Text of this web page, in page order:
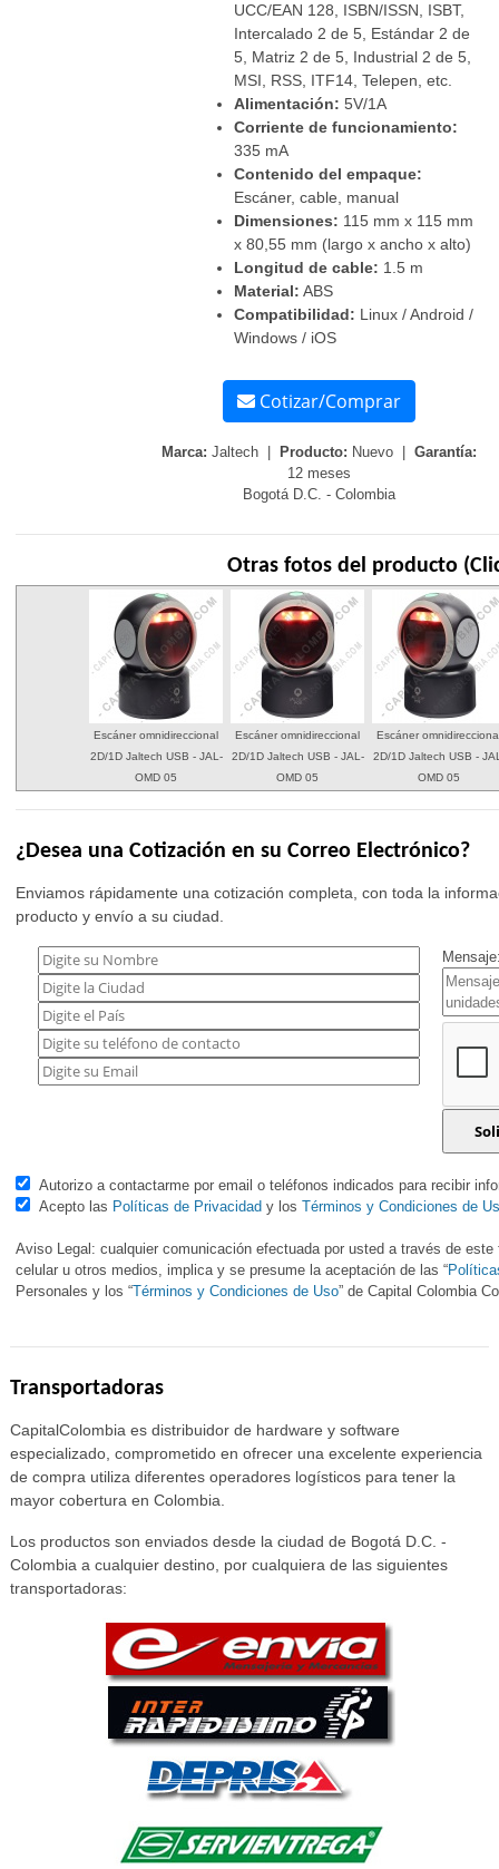
UCC/EAN 128, ISBN/ISSN, ISBT,
Intercalado 2 de 5, Estándar 2 de
5, Matriz 2 de 5, Industrial 2 de 5,
MSI, RSS, ITF14, Telepen, etc.
Alimentación: 5V/1A
Corriente de funcionamiento:
335 mA
Contenido del empaque:
Escáner, cable, manual
Dimensiones: 115 mm x 115 mm
x 80,55 mm (largo x ancho x alto)
Longitud de cable: 1.5 m
Material: ABS
Compatibilidad: Linux / Android /
Windows / iOS
Cotizar/Comprar
Marca: Jaltech | Producto: Nuevo |Garantía:
12 meses
Bogotá D.C. - Colombia
Otras fotos del producto
Escáner omnidireccional
2D/1D Jaltech USB - JAL-
OMD 05
Escáner omnidireccional
2D/1D Jaltech USB - JAL-
OMD 05
Escáner
2D/1D Jaltech USB -
OMD 05
¿Desea una Cotización en su Correo Electrónico?
Enviamos rápidamente una cotización completa, con toda la
producto y envío a su ciudad.
Autorizo a contactarme por email o teléfonos indicados para recibir
Acepto las Políticas de Privacidad y losTérminos y Condiciones de
Aviso Legal: cualquier comunicación efectuada por usted a través de
celular u otros medios, implica y se presume la aceptación de las “
Personales y los “Términos y Condiciones de Uso” de Capital Colombia
Transportadoras
CapitalColombia es distribuidor de hardware y software
especializado, comprometido en ofrecer una excelente experiencia
de compra utiliza diferentes operadores logísticos para tener la
mayor cobertura en Colombia.
Los productos son enviados desde la ciudad de Bogotá D.C. -
Colombia a cualquier destino, por cualquiera de las siguientes
transportadoras: